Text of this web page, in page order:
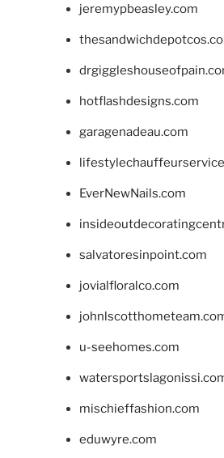
jeremypbeasley.com
hotflashdesigns.com
garagenadeau.com
EverNewNails.com
salvatoresinpoint.com
jovialfloralco.com
u-seehomes.com
mischieffashion.com
eduwyre.com